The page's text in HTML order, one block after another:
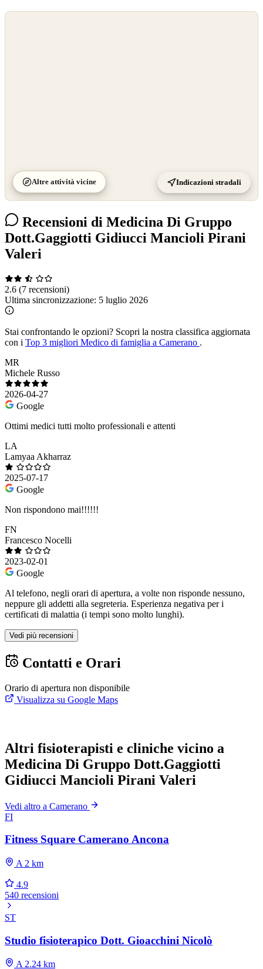
Altre attività vicine Indicazioni stradali
Recensioni di Medicina Di Gruppo
Dott.Gaggiotti Gidiucci Mancioli Pirani
Valeri
2.6 (7 recensioni)
Ultima sincronizzazione: 5 luglio 2026
Stai confrontando le opzioni? Scopri la nostra classifica aggiornata
con i Top 3 migliori Medico di famiglia a Camerano .
MR
Michele Russo
2026-04-27
Google
Ottimi medici tutti molto professionali e attenti
LA
Lamyaa Akharraz
2025-07-17
Google
Non rispondono mai!!!!!!
FN
Francesco Nocelli
2023-02-01
Google
Al telefono, negli orari di apertura, a volte non risponde nessuno,
neppure gli addetti alla segreteria. Esperienza negativa per i
certificati di malattia (i tempi sono molto lunghi).
Vedi più recensioni
Contatti e Orari
Orario di apertura non disponibile
Visualizza su Google Maps
Altri fisioterapisti e cliniche vicino a
Medicina Di Gruppo Dott.Gaggiotti
Gidiucci Mancioli Pirani Valeri
Vedi altro a Camerano
FI
Fitness Square Camerano Ancona
A 2 km
4.9
540 recensioni
ST
Studio fisioterapico Dott. Gioacchini Nicolò
A 2.24 km